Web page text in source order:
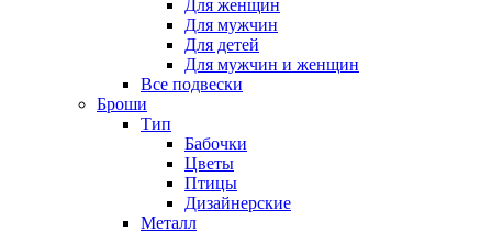
Для женщин
Для мужчин
Для детей
Для мужчин и женщин
Все подвески
Броши
Тип
Бабочки
Цветы
Птицы
Дизайнерские
Металл